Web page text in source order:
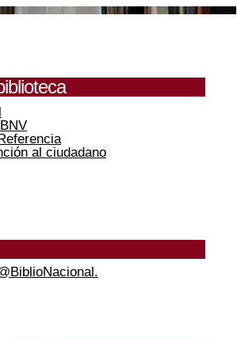
al ciudadano